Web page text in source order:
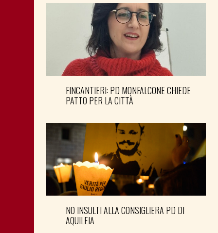
FINCANTIERI: PD MONFALCONE CHIEDE
PATTO PER LA CITTÀ
NO INSULTI ALLA CONSIGLIERA PD DI
AQUILEIA